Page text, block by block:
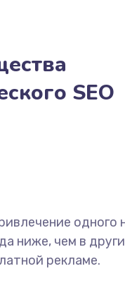
SEO
одного
ниже, чем в
рекламе.